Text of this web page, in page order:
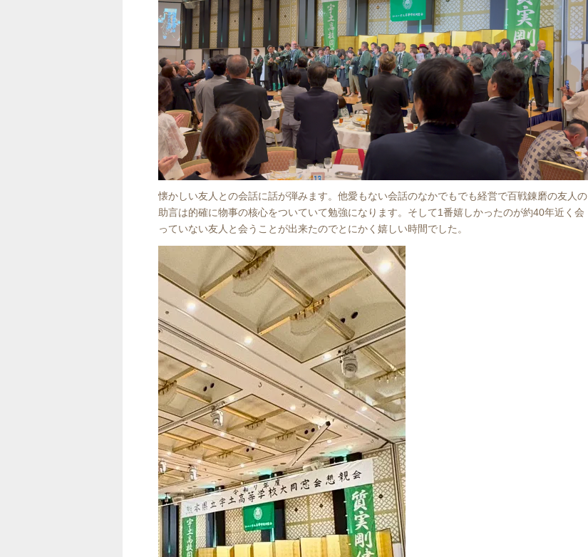
懐かしい友人との会話に話が弾みます。他愛もない会話のなかでもでも経営で百戦錬磨の友人の
助言は的確に物事の核心をついていて勉強になります。そして1番嬉しかったのが約40年近く会
っていない友人と会うことが出来たのでとにかく嬉しい時間でした。